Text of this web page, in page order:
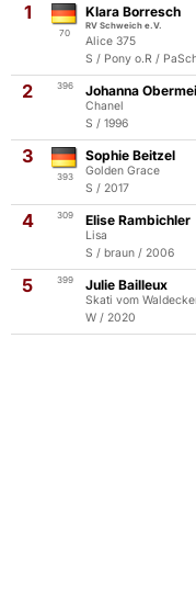
1
70
Klara Borresch
RV Schweich e.V.
Alice 375
S / Pony o.R /
2 396 Johanna
Chanel
S / 1996
3
393
Sophie Beitzel
Golden Grace
S / 2017
4 309 Elise Rambichler
Lisa
S / braun / 2006
5 399 Julie Bailleux
Skati vom
W / 2020